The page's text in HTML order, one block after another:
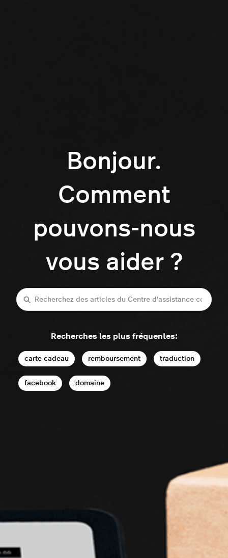
Bonjour.
Comment
pouvons-nous
vous aider ?
Recherche
Recherches les plus fréquentes:
carte cadeau remboursement traduction
facebook domaine